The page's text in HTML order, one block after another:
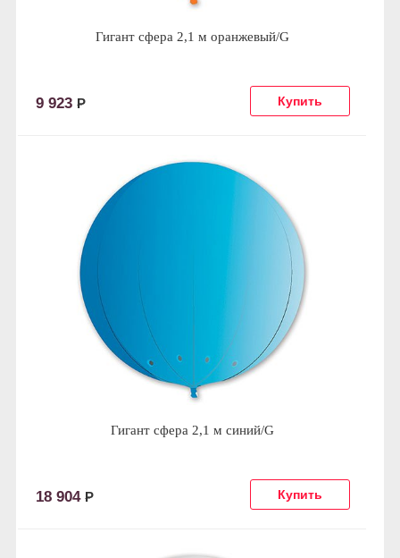
Гигант сфера 2,1 м оранжевый/G
9 923 Р
Гигант сфера 2,1 м синий/G
18 904 Р